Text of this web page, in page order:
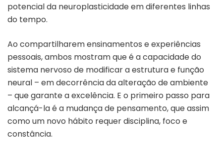
potencial da neuroplasticidade em diferentes linhas
do tempo.
Ao compartilharem ensinamentos e experiências
pessoais, ambos mostram que é a capacidade do
sistema nervoso de modificar a estrutura e função
neural – em decorrência da alteração de ambiente
– que garante a excelência. E o primeiro passo para
alcançá-la é a mudança de pensamento, que assim
como um novo hábito requer disciplina, foco e
constância.